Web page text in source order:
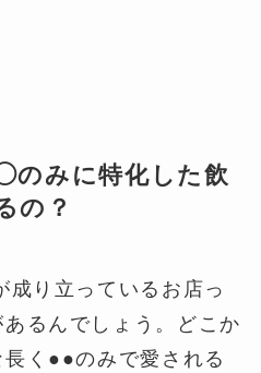
みに特化した飲
の？
り立っているお店っ
るんでしょう。どこか
く●●のみで愛される